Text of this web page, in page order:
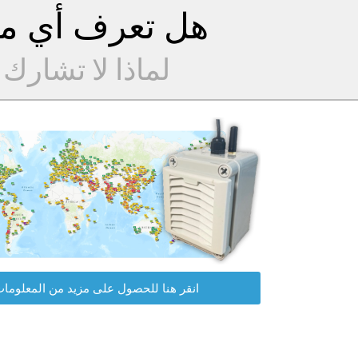
هل تعرف أي
لماذا لا
انقر هنا للحصول على مزيد من